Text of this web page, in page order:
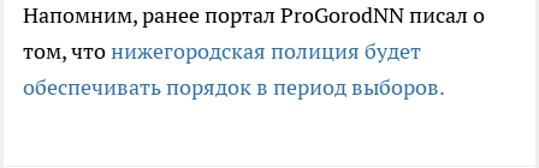
Напомним, ранее портал ProGorodNN писал о
том, чтонижегородская полиция будет
обеспечивать порядок в период выборов.